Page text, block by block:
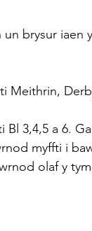
brysur iaen
Meithrin,
Bl 3,4,5 a 6.
myffti i